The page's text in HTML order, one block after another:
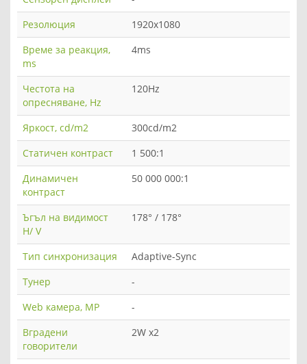
Резолюция
1920x1080
Време за реакция,
ms
4ms
Честота на
опресняване, Hz
120Hz
Яркост, cd/m2
300cd/m2
Статичен контраст
1 500:1
Динамичен
контраст
50 000 000:1
Ъгъл на видимост
H/ V
178° / 178°
Тип синхронизация
Adaptive-Sync
Тунер
-
Web камера, MP
-
Вградени
говорители
2W x2